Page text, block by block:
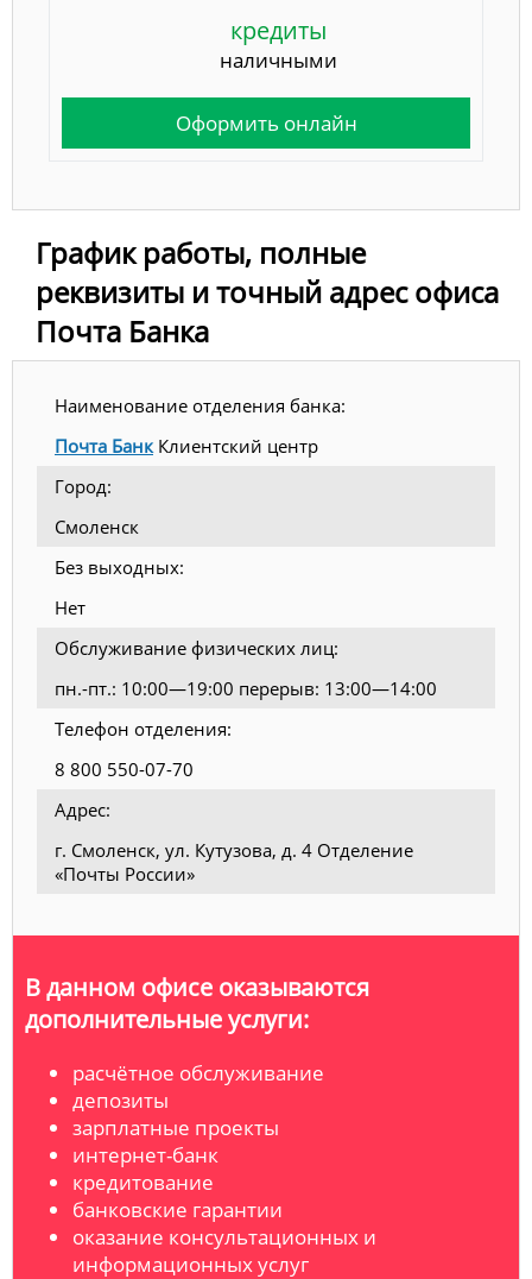
кредиты
наличными
Оформить онлайн
График работы, полные
реквизиты и точный адрес офиса
Почта Банка
Наименование отделения банка:
Почта БанкКлиентский центр
Город:
Смоленск
Без выходных:
Нет
Обслуживание физических лиц:
пн.-пт.: 10:00—19:00 перерыв: 13:00—14:00
Телефон отделения:
8 800 550-07-70
Адрес:
г. Смоленск, ул. Кутузова, д. 4 Отделение
«Почты России»
В данном офисе оказываются
дополнительные услуги:
расчётное обслуживание
депозиты
зарплатные проекты
интернет-банк
кредитование
банковские гарантии
оказание консультационных и
информационных услуг